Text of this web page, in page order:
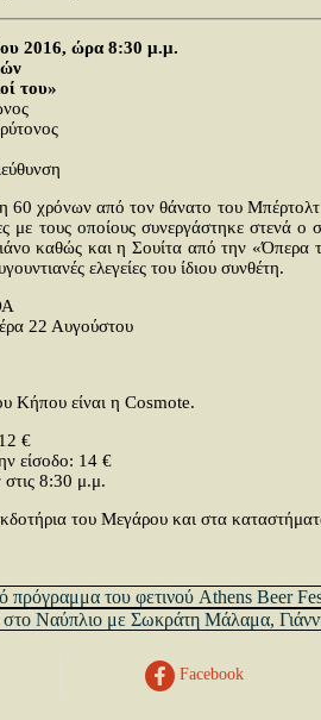
2016, ώρα 8:30 μ.μ.
του»
χρόνων από τον θάνατο του
με τους οποίους συνεργάστηκε
καθώς και η Σουίτα από την «Όπερα
ελεγείες του ίδιου συνθέτη.
22 Αυγούστου
Κήπου είναι η Cosmote.
12 €
είσοδο: 14 €
στις 8:30 μ.μ.
του Μεγάρου και στα
πρόγραμμα του φετινού Athens Beer
στο Ναύπλιο με Σωκράτη Μάλαμα,
Facebook